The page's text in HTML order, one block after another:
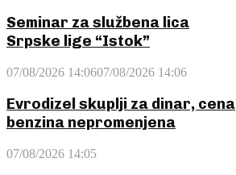
Seminar za službena lica
Srpske lige “Istok”
07/08/2026 14:0607/08/2026 14:06
Evrodizel skuplji za dinar, cena
benzina nepromenjena
07/08/2026 14:05